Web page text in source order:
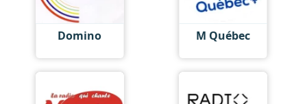
Domino M Québec